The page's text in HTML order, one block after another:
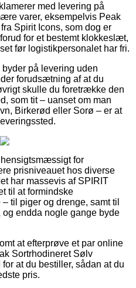
med levering på
varer, eksempelvis Peak
Spirit Icons, som dog er
for et bestemt klokkeslæt,
før logistikpersonalet har fri.
på levering uden
forudsætning af at du
skulle du foretrække den
som tit – uanset om man
Birkerød eller Sorø – er at
for
prisniveauet hos diverse
har massevis af SPIRIT
til at formindske
til piger og drenge, samt til
endda nogle gange byde
at efterprøve et par online
Sortrhodineret Sølv
at du bestiller, sådan at du
pris.